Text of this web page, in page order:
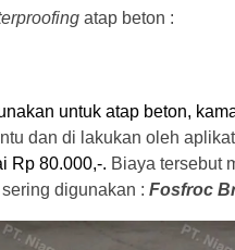
atap beton :
untuk atap beton,
dan di lakukan oleh
Rp 80.000,-. Biaya tersebut
digunakan : Fosfroc